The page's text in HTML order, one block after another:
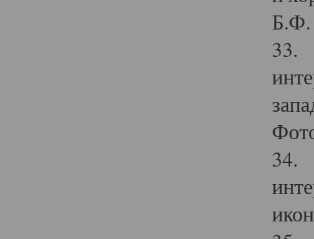
Б.Ф.
33.
34.